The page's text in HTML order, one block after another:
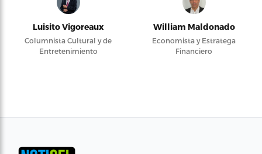
Luisito Vigoreaux
Columnista Cultural y de
Entretenimiento
William Maldonado
Economista y Estratega
Financiero